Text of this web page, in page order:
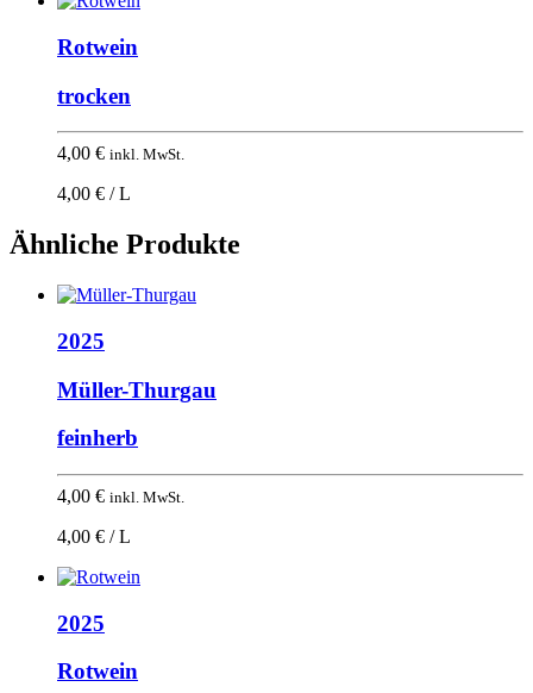
Rotwein
trocken
4,00 € inkl. MwSt.
4,00 € / L
Ähnliche Produkte
2025
Müller-Thurgau
feinherb
4,00 € inkl. MwSt.
4,00 € / L
2025
Rotwein